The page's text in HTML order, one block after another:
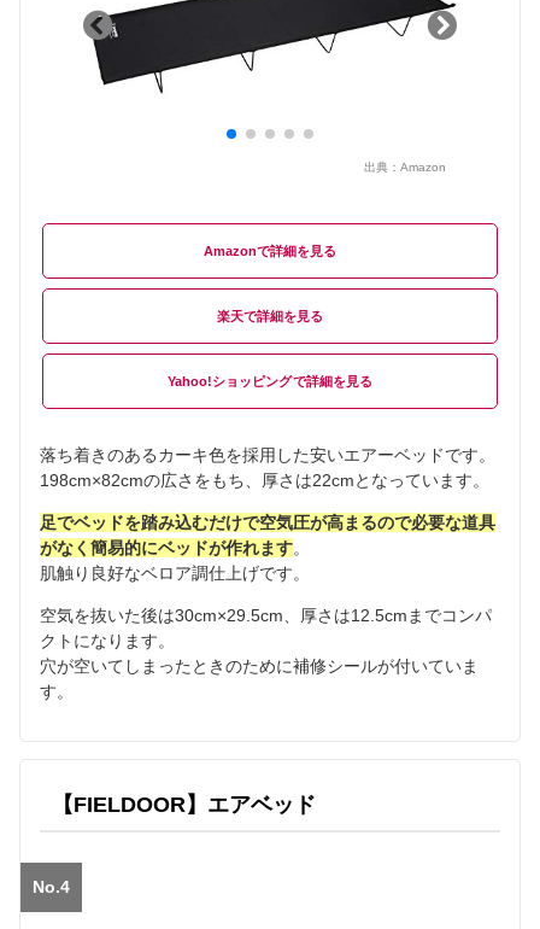
出典： Amazon
Amazon
楽天
Yahoo!ショッピング
落ち着きのあるカーキ色を採用した安いエアーベッドです。
198cm×82cmの広さをもち、厚さは22cmとなっています。
足でベッドを踏み込むだけで空気圧が高まるので必要な道具
がなく簡易的にベッドが作れます。
肌触り良好なベロア調仕上げです。
空気を抜いた後は30cm×29.5cm、厚さは12.5cmまでコンパ
クトになります。
穴が空いてしまったときのために補修シールが付いていま
す。
【FIELDOOR】エアベッド
No.4